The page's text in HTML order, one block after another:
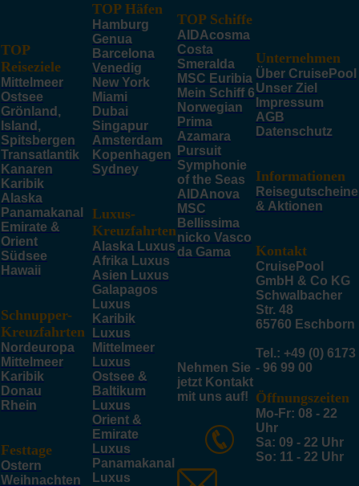
TOP
Reiseziele
Mittelmeer
Ostsee
Grönland,
Island,
Spitsbergen
Transatlantik
Kanaren
Karibik
Alaska
Panamakanal
Emirate &
Orient
Südsee
Hawaii
Schnupper-
Kreuzfahrten
Nordeuropa
Mittelmeer
Karibik
Donau
Rhein
Festtage
Ostern
Weihnachten
TOP Häfen
Hamburg
Genua
Barcelona
Venedig
New York
Miami
Dubai
Singapur
Amsterdam
Kopenhagen
Sydney
Luxus-
Kreuzfahrten
Alaska Luxus
Afrika Luxus
Asien Luxus
Galapagos
Luxus
Karibik
Luxus
Mittelmeer
Luxus
Ostsee &
Baltikum
Luxus
Orient &
Emirate
Luxus
Panamakanal
Luxus
TOP Schiffe
AIDAcosma
Costa
Smeralda
MSC Euribia
Mein Schiff 6
Norwegian
Prima
Azamara
Pursuit
Symphonie
of the Seas
AIDAnova
MSC
Bellissima
nicko Vasco
da Gama
Nehmen Sie
jetzt Kontakt
mit uns auf!
Unternehmen
Über CruisePool
Unser Ziel
Impressum
AGB
Datenschutz
Informationen
Reisegutscheine
& Aktionen
Kontakt
CruisePool
GmbH & Co KG
Schwalbacher
Str. 48
65760 Eschborn
Tel.: +49 (0) 6173
- 96 99 00
Öffnungszeiten
Mo-Fr: 08 - 22
Uhr
Sa: 09 - 22 Uhr
So: 11 - 22 Uhr